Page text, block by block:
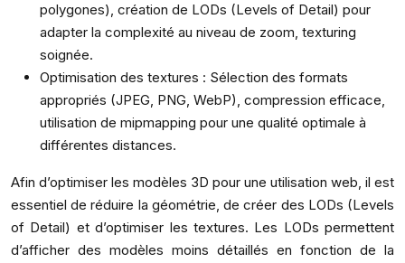
polygones), création de LODs (Levels of Detail) pour
adapter la complexité au niveau de zoom, texturing
soignée.
Optimisation des textures : Sélection des formats
appropriés (JPEG, PNG, WebP), compression efficace,
utilisation de mipmapping pour une qualité optimale à
différentes distances.
Afin d’optimiser les modèles 3D pour une utilisation web, il est
essentiel de réduire la géométrie, de créer des LODs (Levels
of Detail) et d’optimiser les textures. Les LODs permettent
d’afficher des modèles moins détaillés en fonction de la